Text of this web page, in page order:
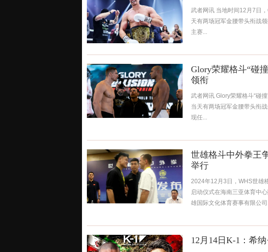
武者网讯 当地时间12月7日
天有两场冠军金腰带头衔战
主赛...
Glory荣耀格斗“碰
领衔
武者网讯 Glory荣耀格斗“碰
当天有两场冠军金腰带头衔
现任...
世雄格斗中外拳王
举行
2024年12月3日，WHS世雄
启动仪式在海南三亚体育中
雄国际文化体育赛事有限公
12月14日K-1：希